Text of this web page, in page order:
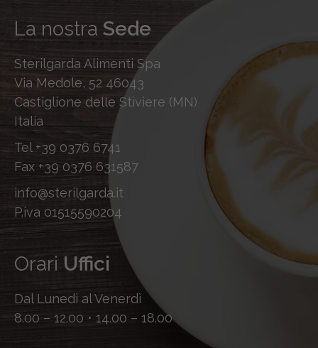
La nostra Sede
Sterilgarda Alimenti Spa
Via Medole, 52 46043
Castiglione delle Stiviere (MN)
Italia
Tel +39 0376 6741
Fax +39 0376 631587
info@sterilgarda.it
P.iva 01515590204
Orari Uffici
Dal Lunedì al Venerdì
8.00 – 12.00 • 14.00 – 18.00